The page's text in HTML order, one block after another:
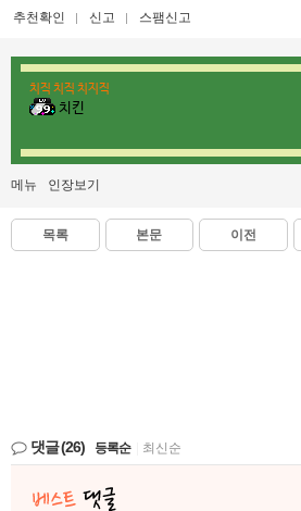
추천확인 신고 스팸신고
치직 치직 치지직
치킨
메뉴 인장보기
목록 본문 이전
댓글(26) 등록순 최신순